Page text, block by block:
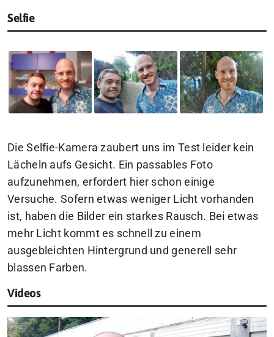
Selfie
Die Selfie-Kamera zaubert uns im Test leider kein
Lächeln aufs Gesicht. Ein passables Foto
aufzunehmen, erfordert hier schon einige
Versuche. Sofern etwas weniger Licht vorhanden
ist, haben die Bilder ein starkes Rausch. Bei etwas
mehr Licht kommt es schnell zu einem
ausgebleichten Hintergrund und generell sehr
blassen Farben.
Videos